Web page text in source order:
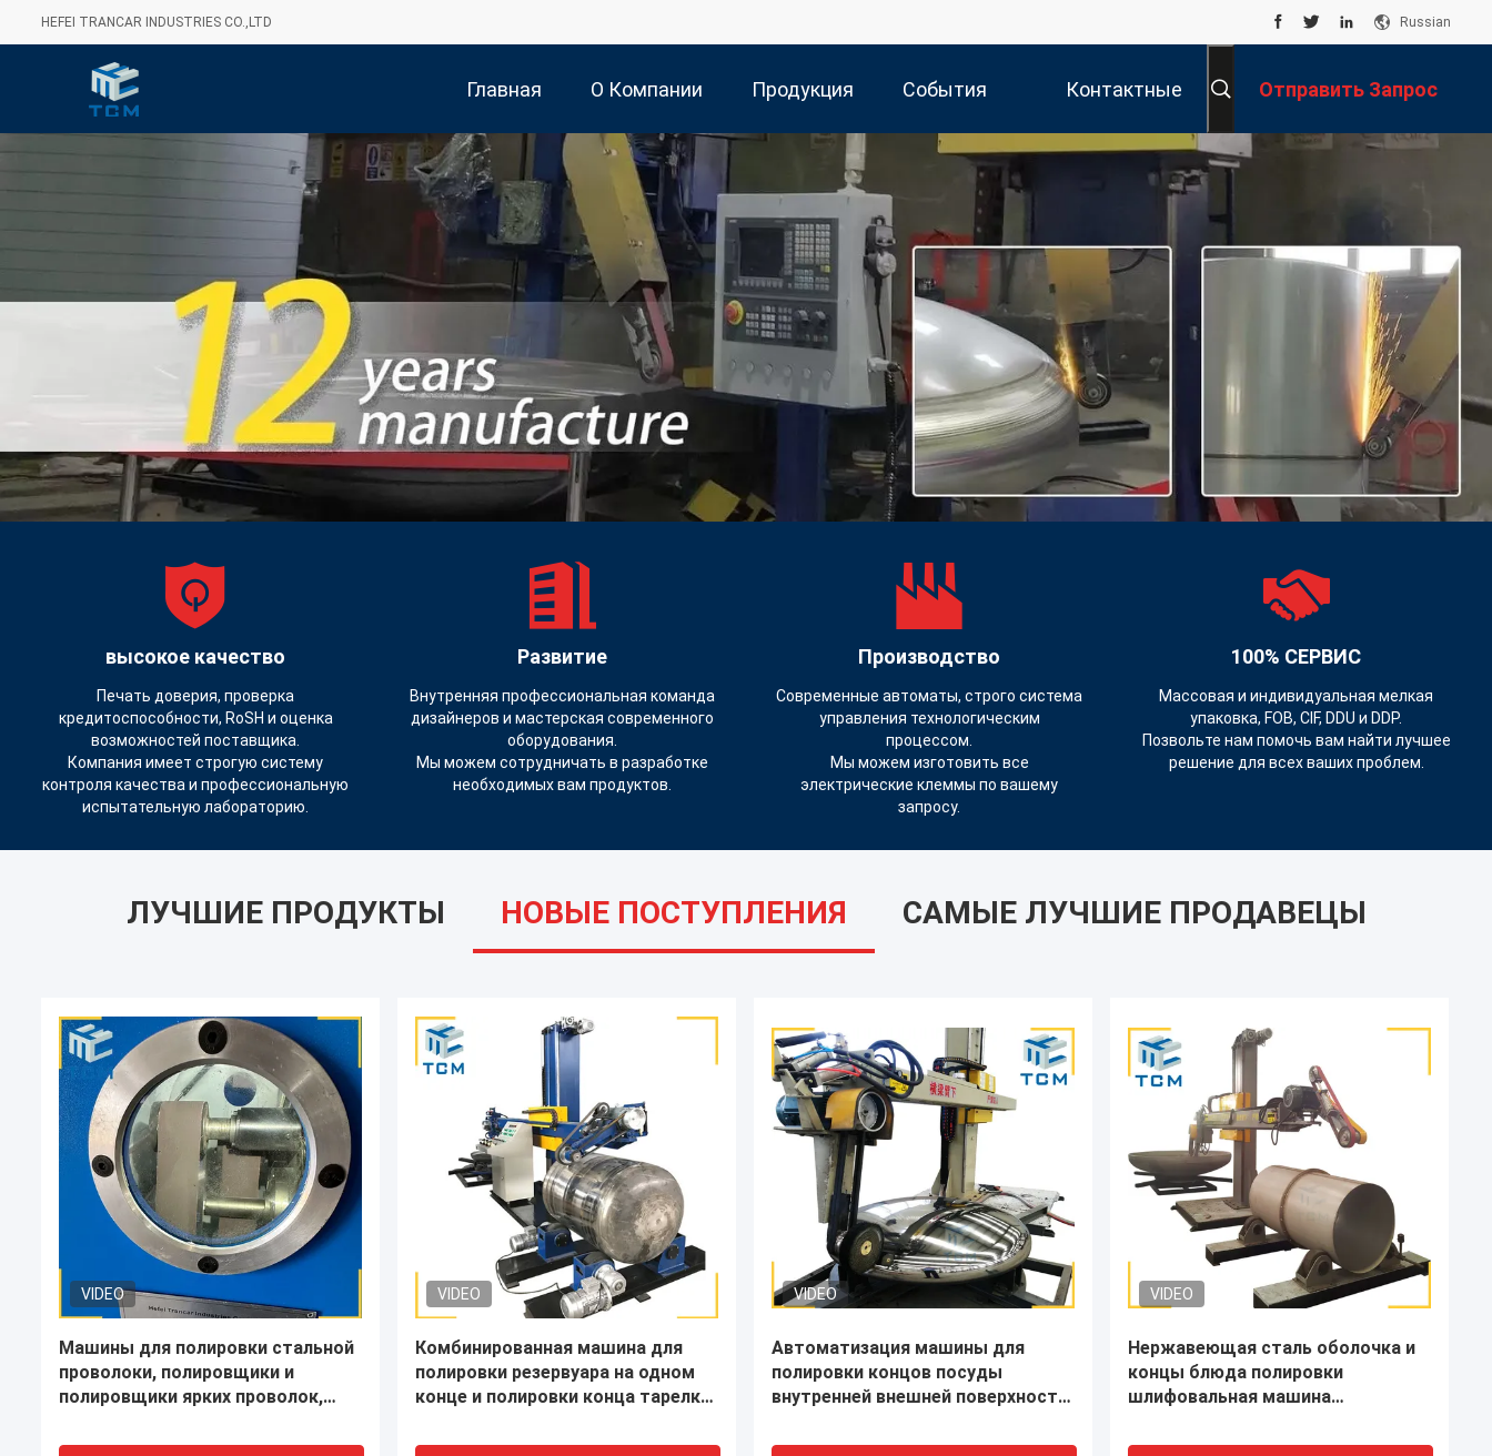
HEFEI TRANCAR INDUSTRIES CO.,LTD Russian
Главная
Страница
О Компании Продукция События Контактные
Данные
Отправить Запрос
высокое качество
Печать доверия, проверка
кредитоспособности, RoSH и оценка
возможностей поставщика.
Компания имеет строгую систему
контроля качества и профессиональную
испытательную лабораторию.
Развитие
Внутренняя профессиональная команда
дизайнеров и мастерская современного
оборудования.
Мы можем сотрудничать в разработке
необходимых вам продуктов.
Производство
Современные автоматы, строго система
управления технологическим
процессом.
Мы можем изготовить все
электрические клеммы по вашему
запросу.
100% СЕРВИС
Массовая и индивидуальная мелкая
упаковка, FOB, CIF, DDU и DDP.
Позвольте нам помочь вам найти лучшее
решение для всех ваших проблем.
ЛУЧШИЕ ПРОДУКТЫ НОВЫЕ ПОСТУПЛЕНИЯ САМЫЕ ЛУЧШИЕ ПРОДАВЕЦЫ
VIDEO
Автоматическая шлифовальная
шлифовальная машина с
двойными промышленными
VIDEO
Машина для полировки
шлифовального бака Стальная
оболочка Поверхность дна для
Стальная металлическая машина
для полировки конца с
нанесением на дно вертикального
CNC полуавтоматическая машина
для полировки конца посуды
Танки для хранения